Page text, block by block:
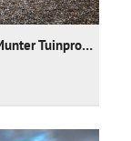
1. Platz - KATEGORIE: Living Pool - Firma: Munter Tuinprojecten